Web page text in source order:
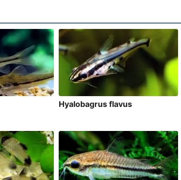
Hyalobagrus flavus